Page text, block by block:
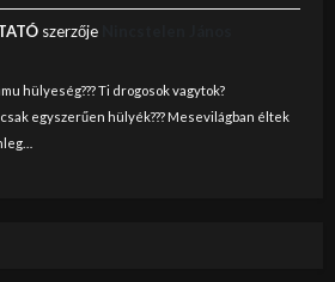
szerzője
hülyeség??? Ti drogosok vagytok?
egyszerűen hülyék??? Mesevilágban éltek